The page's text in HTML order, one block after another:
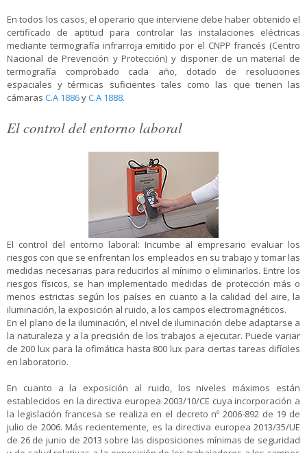
En todos los casos, el operario que interviene debe haber obtenido el
certificado de aptitud para controlar las instalaciones eléctricas
mediante termografía infrarroja emitido por el CNPP francés (Centro
Nacional de Prevención y Protección) y disponer de un material de
termografía comprobado cada año, dotado de resoluciones
espaciales y térmicas suficientes tales como las que tienen las
cámaras C.A 1886yC.A 1888.
El control del entorno laboral
El control del entorno laboral: Incumbe al empresario evaluar los
riesgos con que se enfrentan los empleados en su trabajo y tomar las
medidas necesarias para reducirlos al mínimo o eliminarlos. Entre los
riesgos físicos, se han implementado medidas de protección más o
menos estrictas según los países en cuanto a la calidad del aire, la
iluminación, la exposición al ruido, a los campos electromagnéticos.
En el plano de la iluminación, el nivel de iluminación debe adaptarse a
la naturaleza y a la precisión de los trabajos a ejecutar. Puede variar
de 200 lux para la ofimática hasta 800 lux para ciertas tareas difíciles
en laboratorio.
En cuanto a la exposición al ruido, los niveles máximos están
establecidos en la directiva europea 2003/10/CE cuya incorporación a
la legislación francesa se realiza en el decreto nº 2006-892 de 19 de
julio de 2006. Más recientemente, es la directiva europea 2013/35/UE
de 26 de junio de 2013 sobre las disposiciones mínimas de seguridad